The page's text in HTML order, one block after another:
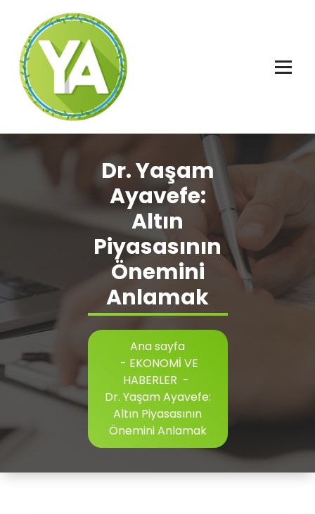
Dr. Yaşam
Ayavefe:
Altın
Piyasasının
Önemini
Anlamak
Ana sayfa
- EKONOMİ VE
HABERLER -
Dr. Yaşam Ayavefe:
Altın Piyasasının
Önemini Anlamak